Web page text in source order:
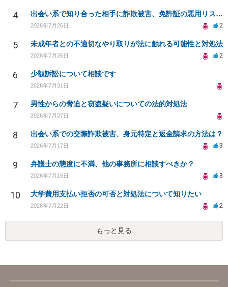
4 出会い系で知り合った相手に詐欺被害、免許証の悪用リスクと対策。
2026年7月26日 2
5 未成年者との不適切なやり取りが法に触れる可能性と対処法
2026年7月26日 2
6 少額訴訟について相談です
2026年7月31日
7 男性からの脅迫と窃盗疑いについての法的対処法
2026年7月27日
8 出会い系での交際詐欺被害、身元特定と返金請求の方法は？
2026年7月17日 3
9 弁護士の態度に不満、他の事務所に相談すべきか？
2026年7月15日 3
10 大学費用支払い拒否の可否と対処法について知りたい
2026年7月22日 2
もっと見る